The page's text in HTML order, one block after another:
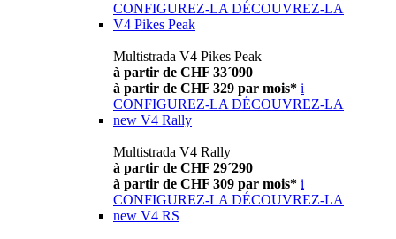
CONFIGUREZ-LA DÉCOUVREZ-LA
V4 Pikes Peak
Multistrada V4 Pikes Peak
à partir de CHF 33´090
à partir de CHF 329 par mois* i
CONFIGUREZ-LA DÉCOUVREZ-LA
new V4 Rally
Multistrada V4 Rally
à partir de CHF 29´290
à partir de CHF 309 par mois* i
CONFIGUREZ-LA DÉCOUVREZ-LA
new V4 RS